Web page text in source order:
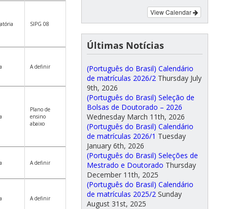
SIPG 08
A definir
Plano de
ensino
abaixo
A definir
A definir
View Calendar
Últimas Notícias
(Português do Brasil) Calendário
de matrículas 2026/2 Thursday July
9th, 2026
(Português do Brasil) Seleção de
Bolsas de Doutorado – 2026
Wednesday March 11th, 2026
(Português do Brasil) Calendário
de matrículas 2026/1 Tuesday
January 6th, 2026
(Português do Brasil) Seleções de
Mestrado e Doutorado Thursday
December 11th, 2025
(Português do Brasil) Calendário
de matrículas 2025/2 Sunday
August 31st, 2025